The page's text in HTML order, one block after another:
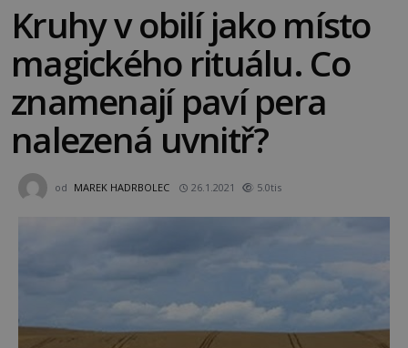
Kruhy v obilí jako místo
magického rituálu. Co
znamenají paví pera
nalezená uvnitř?
od MAREK HADRBOLEC 26.1.2021 5.0tis